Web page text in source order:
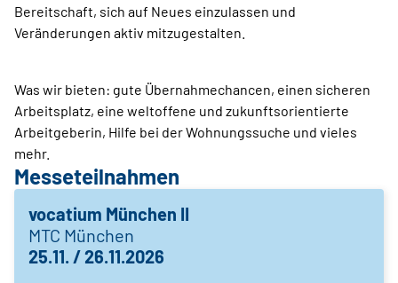
Bereitschaft, sich auf Neues einzulassen und
Veränderungen aktiv mitzugestalten.
Was wir bieten: gute Übernahmechancen, einen sicheren
Arbeitsplatz, eine weltoffene und zukunftsorientierte
Arbeitgeberin, Hilfe bei der Wohnungssuche und vieles
mehr.
Messeteilnahmen
vocatium München II
MTC München
25.11. / 26.11.2026